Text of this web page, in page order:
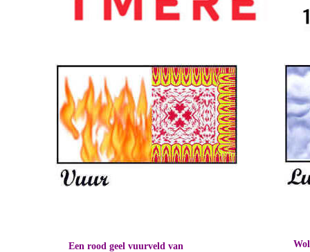
Een rood geel vuurveld van